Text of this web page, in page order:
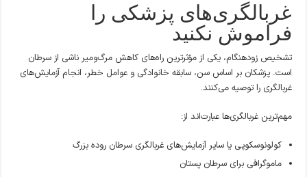
غربالگری‌های پزشکی را
فراموش نکنید
تشخیص زودهنگام، یکی از مؤثرترین راه‌های کاهش مرگ‌ومیر ناشی از سرطان
است. پزشکان بر اساس سن، سابقه خانوادگی و عوامل خطر، انجام آزمایش‌های
غربالگری را توصیه می‌کنند.
مهم‌ترین غربالگری‌ها عبارت‌اند از:
کولونوسکوپی یا سایر آزمایش‌های غربالگری سرطان روده بزرگ
ماموگرافی برای سرطان پستان